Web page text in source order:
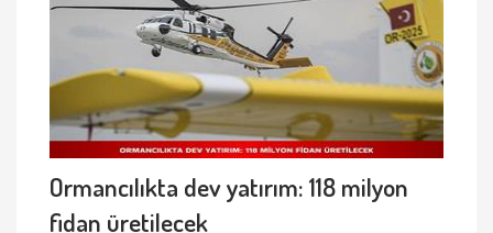
Ormancılıkta dev yatırım: 118 milyon
fidan üretilecek